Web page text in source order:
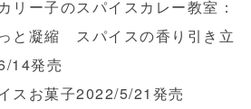
リー子のスパイスカレー教室：
と凝縮 スパイスの香り引き立
14発売
スお菓子2022/5/21発売